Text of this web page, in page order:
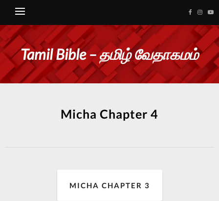
Tamil Bible – தமிழ் வேதாகமம்
Micha Chapter 4
MICHA CHAPTER 3